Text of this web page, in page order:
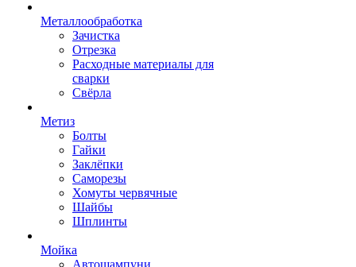
Металлообработка
Зачистка
Отрезка
Расходные материалы для
сварки
Свёрла
Метиз
Болты
Гайки
Заклёпки
Саморезы
Хомуты червячные
Шайбы
Шплинты
Мойка
Автошампуни